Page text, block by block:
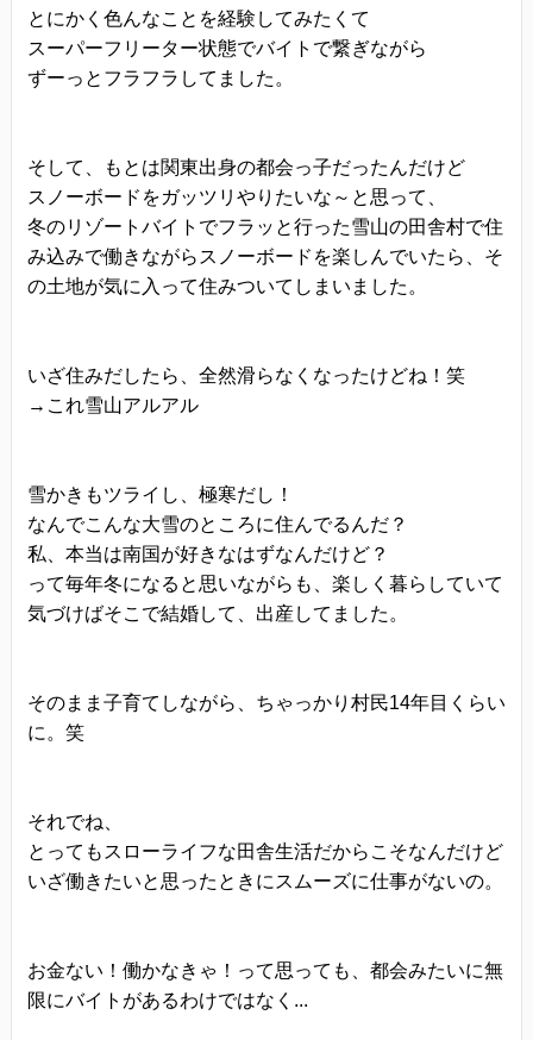
プライバシーに関する意見・苦情・異議申し立て
について
お客様が、当ウェブサイトで掲示した本方針を守
通じて当方にまずご連絡ください。
内容確認後、折り返しメールでの連絡をした後、
適切な処理ができるよう努めます。
とにかく色んなことを経験してみたくて
スーパーフリーター状態でバイトで繋ぎながら
ずーっとフラフラしてました。
そして、もとは関東出身の都会っ子だったんだけど
スノーボードをガッツリやりたいな～と思って、
冬のリゾートバイトでフラッと行った雪山の田舎村で住
み込みで働きながらスノーボードを楽しんでいたら、そ
の土地が気に入って住みついてしまいました。
いざ住みだしたら、全然滑らなくなったけどね！笑
→これ雪山アルアル
雪かきもツライし、極寒だし！
なんでこんな大雪のところに住んでるんだ？
私、本当は南国が好きなはずなんだけど？
って毎年冬になると思いながらも、楽しく暮らしていて
気づけばそこで結婚して、出産してました。
そのまま子育てしながら、ちゃっかり村民14年目くらい
に。笑
それでね、
とってもスローライフな田舎生活だからこそなんだけど
いざ働きたいと思ったときにスムーズに仕事がないの。
お金ない！働かなきゃ！って思っても、都会みたいに無
限にバイトがあるわけではなく...